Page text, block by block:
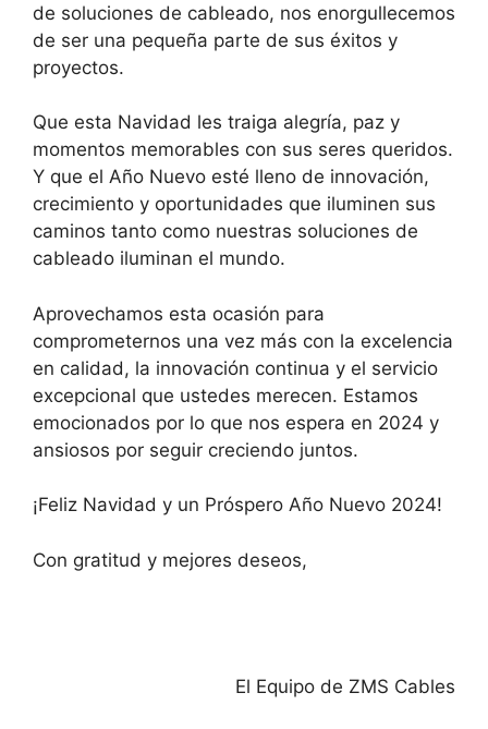
de soluciones de cableado, nos enorgullecemos
de ser una pequeña parte de sus éxitos y
proyectos.
Que esta Navidad les traiga alegría, paz y
momentos memorables con sus seres queridos.
Y que el Año Nuevo esté lleno de innovación,
crecimiento y oportunidades que iluminen sus
caminos tanto como nuestras soluciones de
cableado iluminan el mundo.
Aprovechamos esta ocasión para
comprometernos una vez más con la excelencia
en calidad, la innovación continua y el servicio
excepcional que ustedes merecen. Estamos
emocionados por lo que nos espera en 2024 y
ansiosos por seguir creciendo juntos.
¡Feliz Navidad y un Próspero Año Nuevo 2024!
Con gratitud y mejores deseos,
El Equipo de ZMS Cables